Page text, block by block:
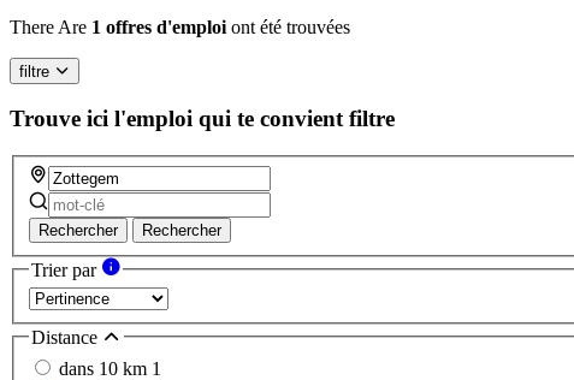
There Are 1 offres d'emploi ont été trouvées
filtre
Trouve ici l'emploi qui te convient filtre
Rechercher Rechercher
Trier par
Distance
dans 10 km 1